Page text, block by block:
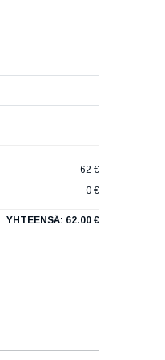
62 €
0 €
YHTEENSÄ: 62.00 €